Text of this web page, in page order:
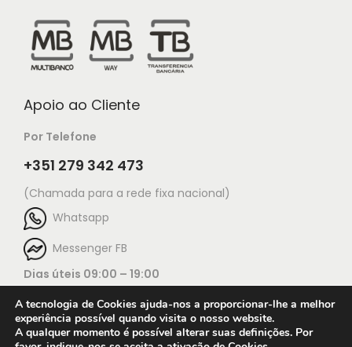
Apoio ao Cliente
Por Telefone
+351 279 342 473
(Chamada para a rede fixa nacional)
Whatsapp
Messenger FB
Dias úteis 09:00 – 19:00
A tecnologia de Cookies ajuda-nos a proporcionar-lhe a melhor
experiência possível quando visita o nosso website.
A qualquer momento é possível alterar suas definições. Por